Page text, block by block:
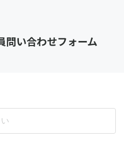
問い合わせフォーム